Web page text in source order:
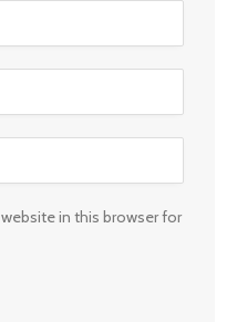
in this browser for